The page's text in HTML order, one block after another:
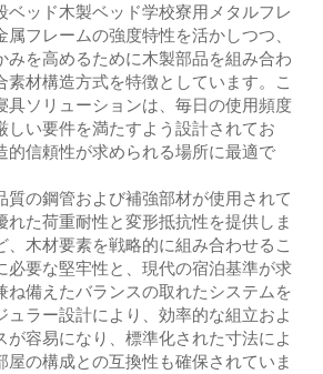
ベッド木製ベッド学校寮用メタルフレ
フレームの強度特性を活かしつつ、
みを高めるために木製部品を組み合わ
素材構造方式を特徴としています。こ
具ソリューションは、毎日の使用頻度
しい要件を満たすよう設計されてお
的信頼性が求められる場所に最適で
質の鋼管および補強部材が使用されて
れた荷重耐性と変形抵抗性を提供しま
、木材要素を戦略的に組み合わせるこ
必要な堅牢性と、現代の宿泊基準が求
ね備えたバランスの取れたシステムを
ュラー設計により、効率的な組立およ
が容易になり、標準化された寸法によ
屋の構成との互換性も確保されていま